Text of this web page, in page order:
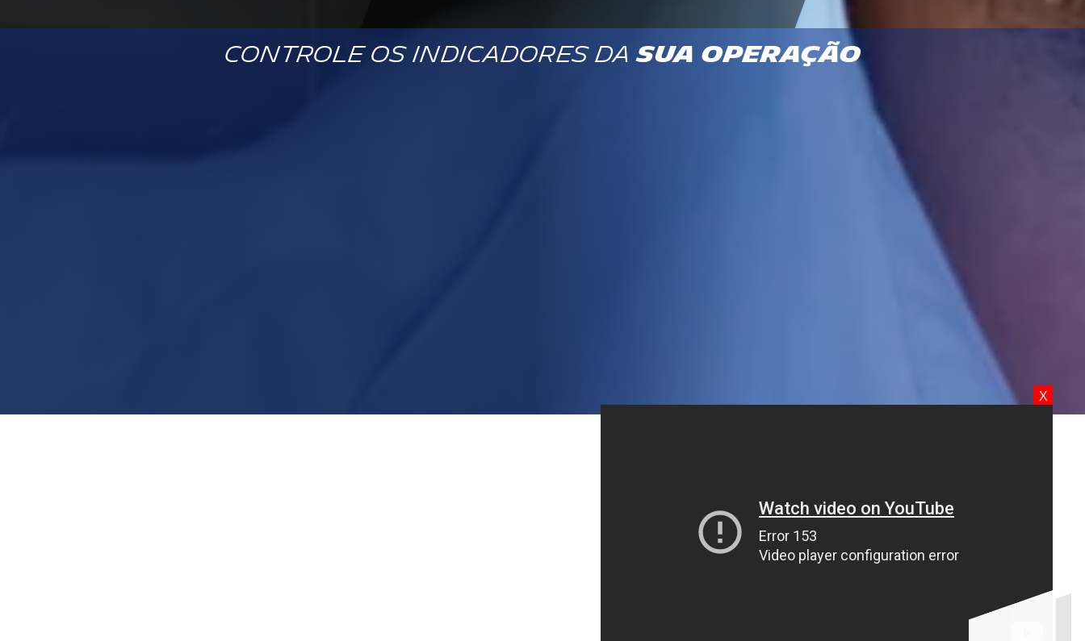
Controle os indicadores dasua operação
O comportamento dos seus motoristas está diretamente ligado aos custos da sua frota. O excesso de velocidade,
por exemplo, aumenta o consumo de combustível, gera multas e diminui a vida útil dos pneus e peças. Utilize a
tecnologia para identificar infrações e os responsáveis por elas. Crie indicadores de dirigibilidade que te ajudarão a
X